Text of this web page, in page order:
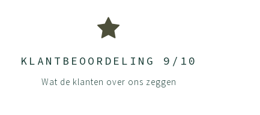
KLANTBEOORDELING 9/10
Wat de klanten over ons zeggen